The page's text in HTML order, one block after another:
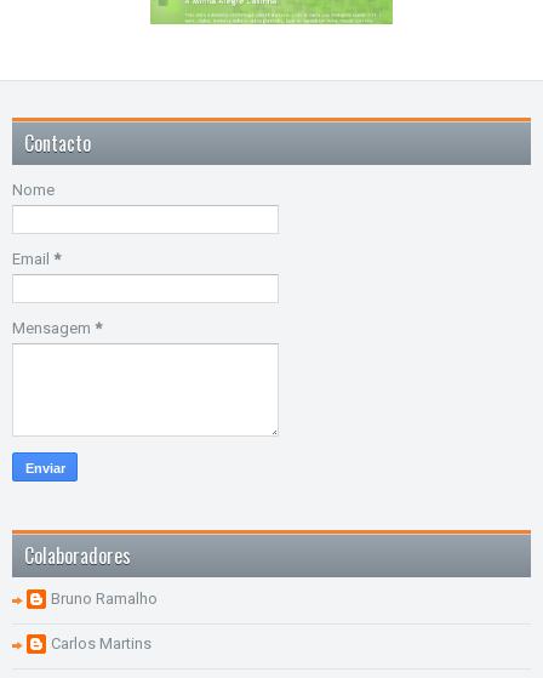
Contacto
Nome
Email *
Mensagem *
Colaboradores
Bruno Ramalho
Carlos Martins